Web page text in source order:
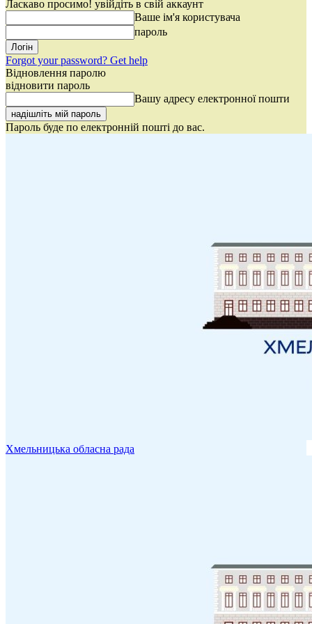
Ласкаво просимо! увійдіть в свій аккаунт
Ваше ім'я користувача
пароль
Forgot your password? Get help
Відновлення паролю
відновити пароль
Вашу адресу електронної пошти
Пароль буде по електронній пошті до вас.
Хмельницька обласна рада